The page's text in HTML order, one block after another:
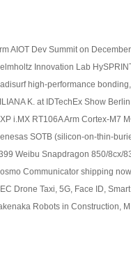
AIOT Dev Summit on
Innovation Lab
high-performance
K. at IDTechEx Show
i.MX RT106A Arm Cortex-M7
SOTB (silicon-on-thin-
Weibu Snapdragon 850/8cx/
Communicator shipping
Drone Taxi, 5G, Face ID,
Robots in Construction,